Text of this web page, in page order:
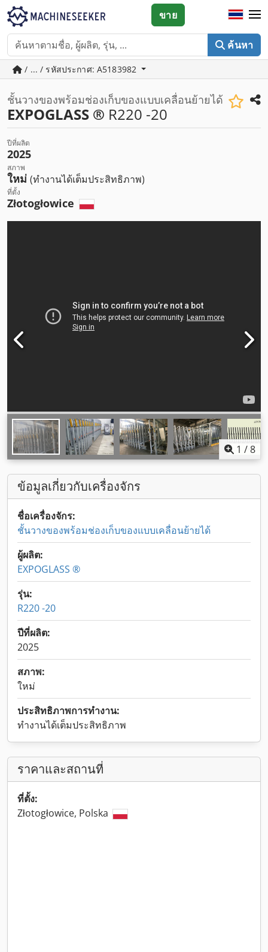
ค้นหา
ขาย
/ ... / รหัสประกาศ: A5183982
ชั้นวางของพร้อมช่องเก็บของแบบเคลื่อนย้ายได้
EXPOGLASS ® R220 -20
ปีที่ผลิต
2025
สภาพ
ใหม่ (ทำงานได้เต็มประสิทธิภาพ)
ที่ตั้ง
Złotogłowice
1 /8
ข้อมูลเกี่ยวกับเครื่องจักร
ชื่อเครื่องจักร:
ชั้นวางของพร้อมช่องเก็บของแบบเคลื่อนย้ายได้
ผู้ผลิต:
EXPOGLASS ®
รุ่น:
R220 -20
ปีที่ผลิต:
2025
สภาพ:
ใหม่
ประสิทธิภาพการทำงาน:
ทำงานได้เต็มประสิทธิภาพ
ราคาและสถานที่
ที่ตั้ง:
Złotogłowice, Polska